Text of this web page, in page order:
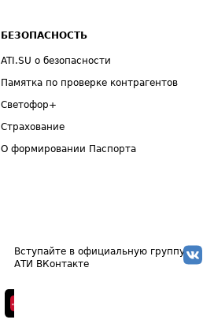
БЕЗОПАСНОСТЬ
ATI.SU о безопасности
Памятка по проверке контрагентов
Светофор+
Страхование
О формировании Паспорта
Вступайте в официальную группу
АТИ ВКонтакте